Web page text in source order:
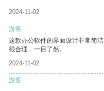
2024-11-02
游客
这款办公软件的界面设计非常简
很合理，一目了然。
2024-11-02
游客